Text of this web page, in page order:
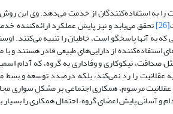
به استفاده‌کنندگان از خدمت می‌دهد. وی این
[26] تحقق می‌یابد و نیز پایش عملکرد ارائه‌کننده
آنها پاسخگو است، خاطیان را تنبیه می‌کنند.
از دارایی‌های طبیعی قادر هستند و با
مثل صداقت، نیکوکاری و وفاداری به گروه، که
عقلانیت را رد نمی‌کند، بلکه درصدد توسعه و
مرسوم، همکاری اجتماعی بر مشکل سواری
پایش اعضای گروه، احتمال همکاری را بسیار بالا